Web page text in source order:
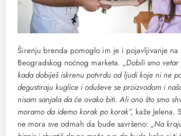
Širenju brenda pomoglo im je i pojavljivanje na
Beogradskog noćnog marketa. „Dobili smo
kada dobiješ iskrenu potvrdu od ljudi koje ni ne
degustiraju kuglice i oduševe se proizvodom i
nisam sanjala da će ovako biti. Ali ono što smo
moramo da idemo korak po korak”, kaže Jelena.
ne mora sve odmah da bude savršeno: „Na